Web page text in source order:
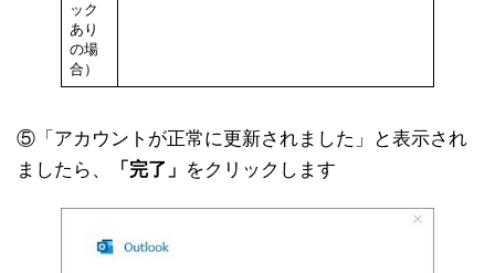
ック
あり
の場
合）
⑤「アカウントが正常に更新されました」と表示され
ましたら、
「完了」 をクリックします